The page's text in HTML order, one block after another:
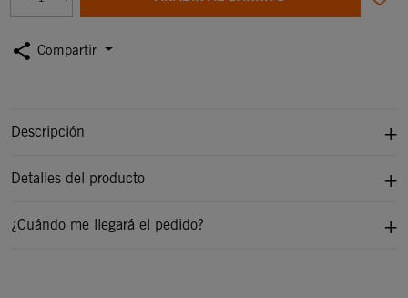
share Compartir
Descripción
Detalles del producto
¿Cuándo me llegará el pedido?